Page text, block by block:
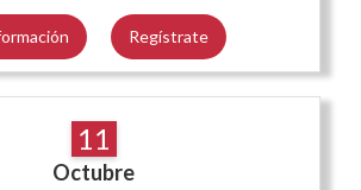
Regístrate
11
Octubre